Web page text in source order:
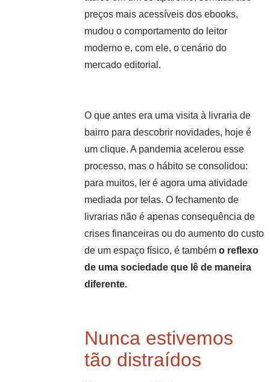
preços mais acessíveis dos ebooks,
mudou o comportamento do leitor
moderno e, com ele, o cenário do
mercado editorial.
O que antes era uma visita à livraria de
bairro para descobrir novidades, hoje é
um clique. A pandemia acelerou esse
processo, mas o hábito se consolidou:
para muitos, ler é agora uma atividade
mediada por telas. O fechamento de
livrarias não é apenas consequência de
crises financeiras ou do aumento do custo
de um espaço físico, é também o reflexo
de uma sociedade que lê de maneira
diferente.
Nunca estivemos
tão distraídos